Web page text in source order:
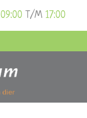
09:00 T/M 17:00